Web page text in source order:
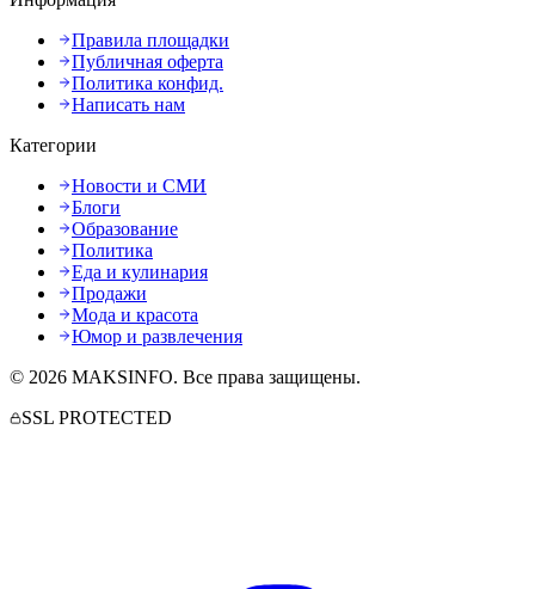
Правила площадки
Публичная оферта
Политика конфид.
Написать нам
Категории
Новости и СМИ
Блоги
Образование
Политика
Еда и кулинария
Продажи
Мода и красота
Юмор и развлечения
© 2026 MAKSINFO. Все права защищены.
SSL PROTECTED